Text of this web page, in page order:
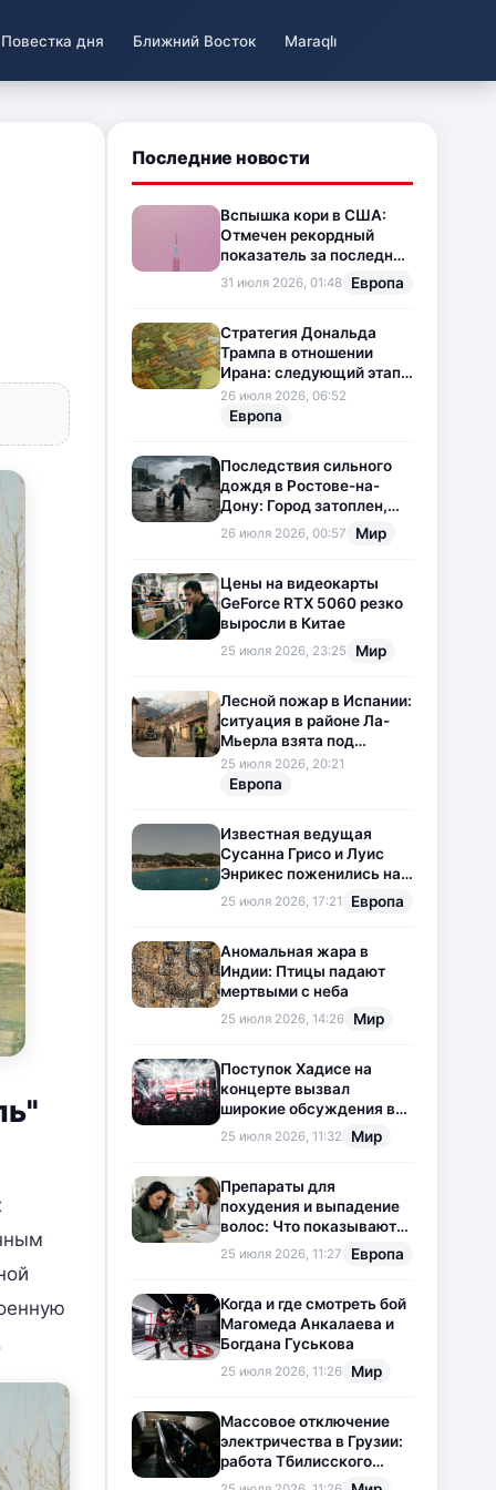
Повестка дня Ближний Восток Maraqlı
Последние новости
Вспышка кори в США:
Отмечен рекордный
показатель за последние
35 лет
31 июля 2026, 01:48 Европа
Стратегия Дональда
Трампа в отношении
Ирана: следующий этап
напряженности на
Ближнем Востоке
26 июля 2026, 06:52
Европа
Последствия сильного
дождя в Ростове-на-
Дону: Город затоплен,
свет отключен
26 июля 2026, 00:57 Мир
Цены на видеокарты
GeForce RTX 5060 резко
выросли в Китае
25 июля 2026, 23:25 Мир
Лесной пожар в Испании:
ситуация в районе Ла-
Мьерла взята под
контроль
25 июля 2026, 20:21
Европа
Известная ведущая
Сусанна Грисо и Луис
Энрикес поженились на
Коста-Браве
25 июля 2026, 17:21 Европа
Аномальная жара в
Индии: Птицы падают
мертвыми с неба
25 июля 2026, 14:26 Мир
Поступок Хадисе на
концерте вызвал
широкие обсуждения в
социальных сетях
25 июля 2026, 11:32 Мир
Препараты для
похудения и выпадение
волос: Что показывают
новые исследования?
25 июля 2026, 11:27 Европа
Когда и где смотреть бой
Магомеда Анкалаева и
Богдана Гуськова
25 июля 2026, 11:26 Мир
Массовое отключение
электричества в Грузии:
работа Тбилисского
метрополитена